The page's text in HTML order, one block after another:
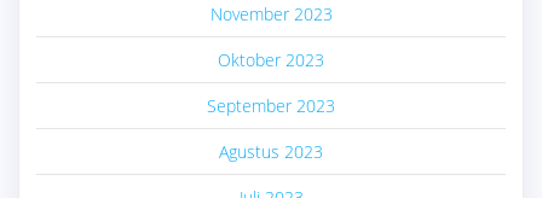
November 2023
Oktober 2023
September 2023
Agustus 2023